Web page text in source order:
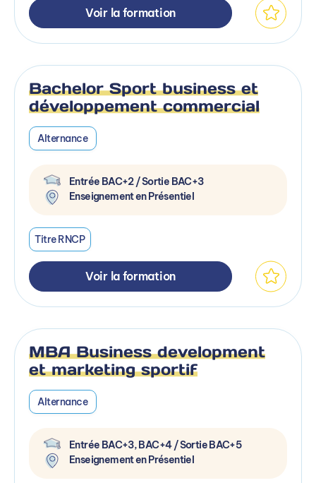
Voir la formation
Bachelor Sport business et
développement commercial
Alternance
Entrée BAC+2 / Sortie BAC+3
Enseignement en Présentiel
Titre RNCP
Voir la formation
MBA Business development
et marketing sportif
Alternance
Entrée BAC+3, BAC+4 / Sortie BAC+5
Enseignement en Présentiel